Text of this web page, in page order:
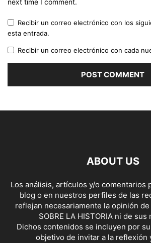
next time I comment.
Recibir un correo electrónico con los
esta entrada.
Recibir un correo electrónico con cada
ABOUT US
Los análisis, artículos y/o comentarios
blog o en nuestros perfiles de las
reflejan necesariamente la opinión de
SOBRE LA HISTORIA ni de sus
Dichos contenidos se incluyen por
objetivo de invitar a la reflexión